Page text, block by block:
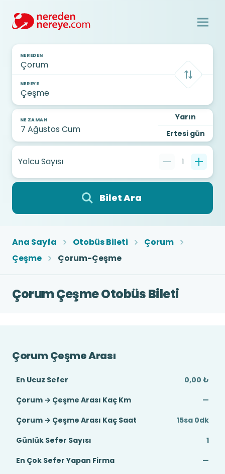
NEREDEN
NEREYE
NE ZAMAN
Yarın
Ertesi gün
Yolcu Sayısı 1
Bilet Ara
Ana Sayfa Otobüs Bileti
Çorum
Çeşme
Çorum-Çeşme
Çorum Çeşme Otobüs Bileti
Çorum Çeşme Arası
En Ucuz Sefer
0,00 ₺
Çorum → Çeşme Arası Kaç Km
—
Çorum → Çeşme Arası Kaç Saat
15sa 0dk
Günlük Sefer Sayısı
1
En Çok Sefer Yapan Firma
—